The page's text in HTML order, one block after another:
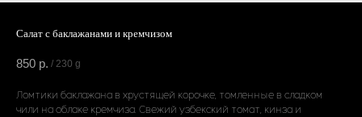
Салат с баклажанами и кремчизом
850 р. / 230 g
Ломтики баклажана в хрустящей корочке, томленные в сладком
чили на облаке кремчиза. Свежий узбекский томат, кинза и